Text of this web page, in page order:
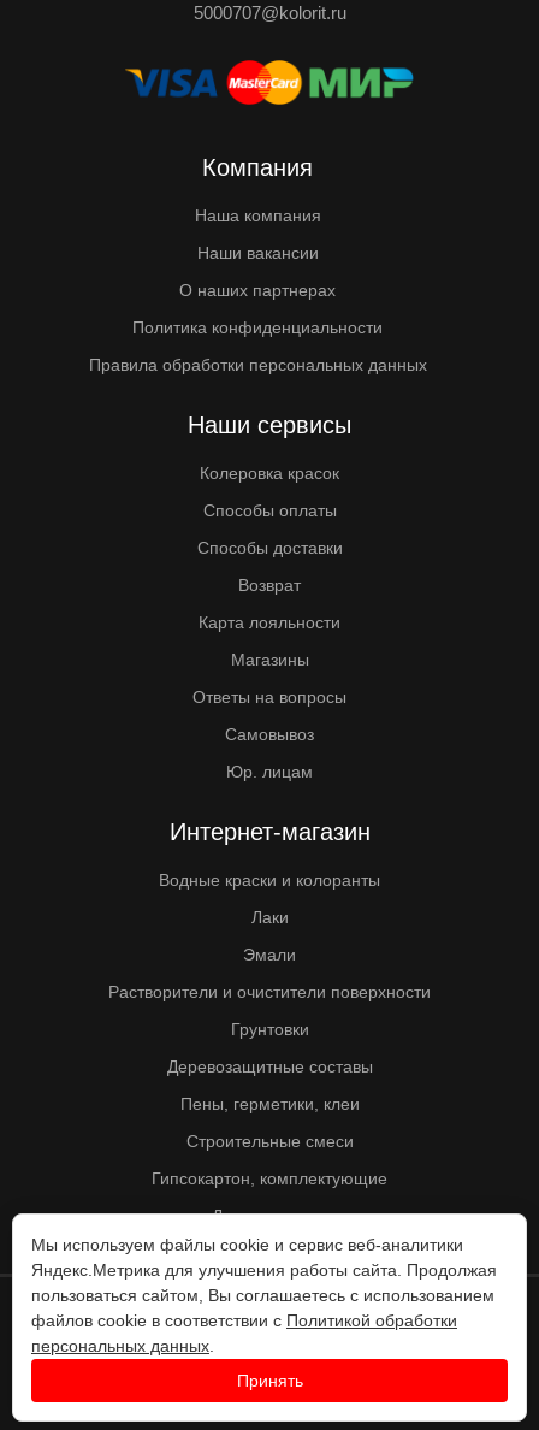
5000707@kolorit.ru
Компания
Наша компания
Наши вакансии
О наших партнерах
Политика конфиденциальности
Правила обработки персональных данных
Наши сервисы
Колеровка красок
Способы оплаты
Способы доставки
Возврат
Карта лояльности
Магазины
Ответы на вопросы
Самовывоз
Юр. лицам
Интернет-магазин
Водные краски и колоранты
Лаки
Эмали
Растворители и очистители поверхности
Грунтовки
Деревозащитные составы
Пены, герметики, клеи
Строительные смеси
Гипсокартон, комплектующие
Другие товары
© Колорит 1995 - 2026
Разработка веб-сайта -
Мы используем файлы cookie и сервис веб-аналитики
Яндекс.Метрика для улучшения работы сайта. Продолжая
пользоваться сайтом, Вы соглашаетесь с использованием
файлов cookie в соответствии с Политикой обработки
персональных данных
Принять